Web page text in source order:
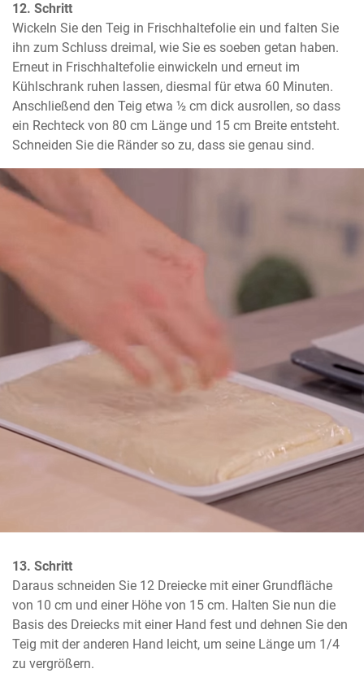
12. Schritt
Wickeln Sie den Teig in Frischhaltefolie ein und falten Sie
ihn zum Schluss dreimal, wie Sie es soeben getan haben.
Erneut in Frischhaltefolie einwickeln und erneut im
Kühlschrank ruhen lassen, diesmal für etwa 60 Minuten.
Anschließend den Teig etwa ½ cm dick ausrollen, so dass
ein Rechteck von 80 cm Länge und 15 cm Breite entsteht.
Schneiden Sie die Ränder so zu, dass sie genau sind.
13. Schritt
Daraus schneiden Sie 12 Dreiecke mit einer Grundfläche
von 10 cm und einer Höhe von 15 cm. Halten Sie nun die
Basis des Dreiecks mit einer Hand fest und dehnen Sie den
Teig mit der anderen Hand leicht, um seine Länge um 1/4
zu vergrößern.